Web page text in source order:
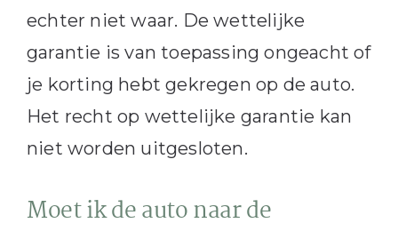
echter niet waar. De wettelijke
garantie is van toepassing ongeacht of
je korting hebt gekregen op de auto.
Het recht op wettelijke garantie kan
niet worden uitgesloten.
Moet ik de auto naar de